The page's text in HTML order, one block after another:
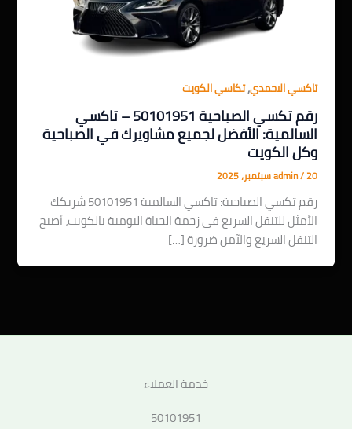
تاكسي الاحمدي,تكاسي الكويت
رقم تكسي الصباحية 50101951 – تاكسي
السالمية: الأفضل لجميع مشاويرك في الصباحية
وكل الكويت
admin/20 سبتمبر، 2025
رقم تكسي الصباحية: تاكسي السالمية 50101951 شريكك
الأمثل للتنقل السريع في زحمة الحياة اليومية بالكويت، أصبح
التنقل السريع والآمن ضرورة […]
خدمة العملاء
50101951